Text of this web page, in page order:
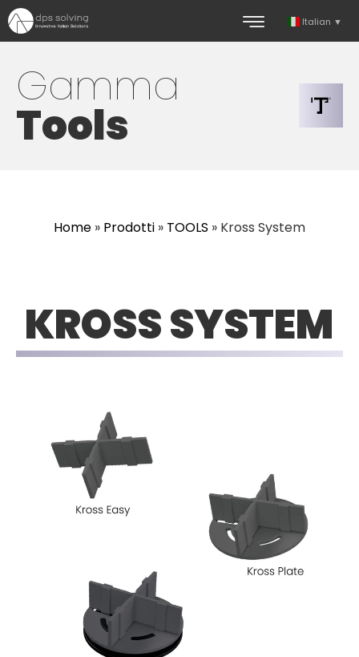
Italian ▼
Gamma
Tools
Home » Prodotti » TOOLS » Kross System
KROSS SYSTEM